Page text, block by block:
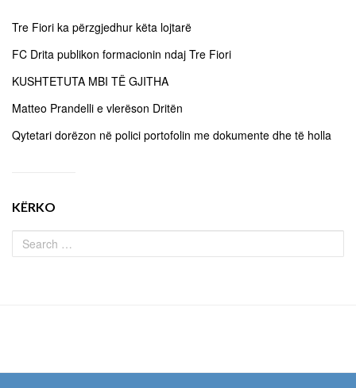
Tre Fiori ka përzgjedhur këta lojtarë
FC Drita publikon formacionin ndaj Tre Fiori
KUSHTETUTA MBI TË GJITHA
Matteo Prandelli e vlerëson Dritën
Qytetari dorëzon në polici portofolin me dokumente dhe të holla
KËRKO